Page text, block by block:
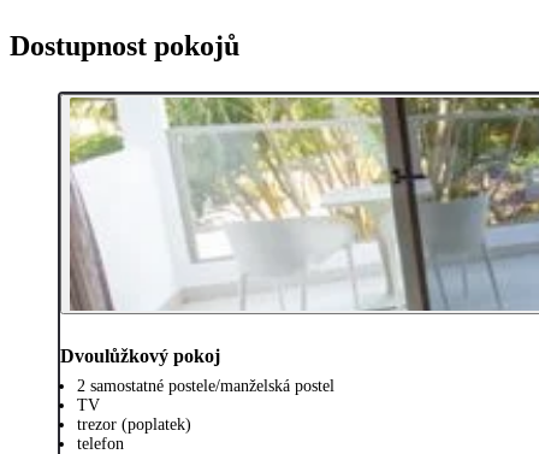
Dostupnost pokojů
Dvoulůžkový pokoj
2 samostatné postele/manželská postel
TV
trezor (poplatek)
telefon